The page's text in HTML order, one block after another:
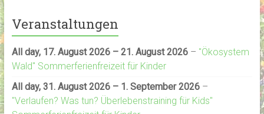
Veranstaltungen
All day, 17. August 2026 – 21. August 2026– "Ökosystem
Wald" Sommerferienfreizeit für Kinder
All day, 31. August 2026 – 1. September 2026–
"Verlaufen? Was tun? Überlebenstraining für Kids"